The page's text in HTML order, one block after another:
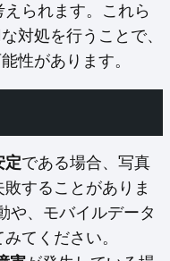
られます。これら
対処を行うことで、
性があります。
定である場合、写真
することがありま
や、モバイルデータ
てください。